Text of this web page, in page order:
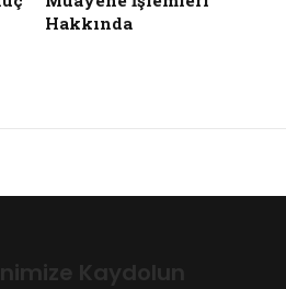
Hakkında
Kaydolun